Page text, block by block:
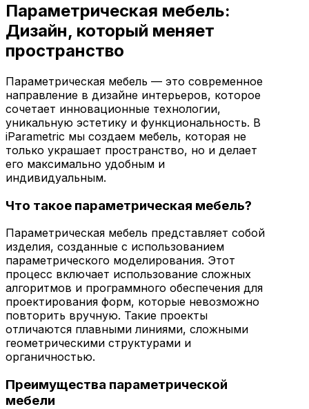
Параметрическая мебель:
Дизайн, который меняет
пространство
Параметрическая мебель — это современное
направление в дизайне интерьеров, которое
сочетает инновационные технологии,
уникальную эстетику и функциональность. В
iParametric мы создаем мебель, которая не
только украшает пространство, но и делает
его максимально удобным и
индивидуальным.
Что такое параметрическая мебель?
Параметрическая мебель представляет собой
изделия, созданные с использованием
параметрического моделирования. Этот
процесс включает использование сложных
алгоритмов и программного обеспечения для
проектирования форм, которые невозможно
повторить вручную. Такие проекты
отличаются плавными линиями, сложными
геометрическими структурами и
органичностью.
Преимущества параметрической
мебели